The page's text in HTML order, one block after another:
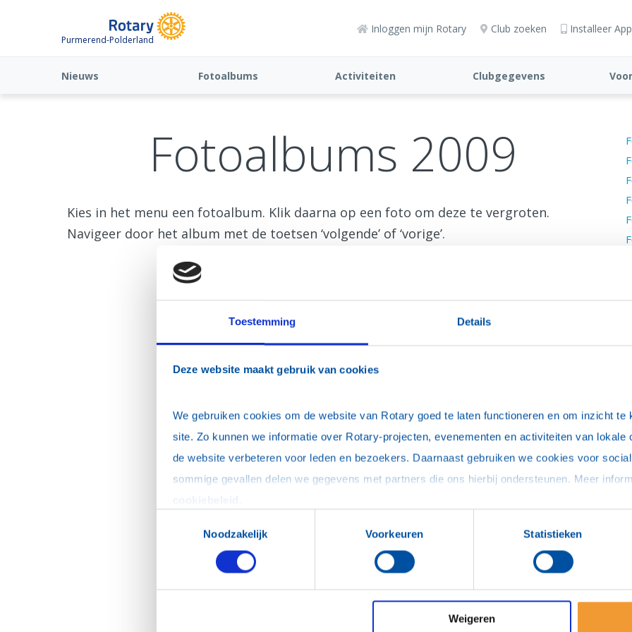
Toestemming Details
Deze website maakt gebruik van cookies
We gebruiken cookies om de website van Rotary goed te laten functioneren en om inzicht te
site. Zo kunnen we informatie over Rotary-projecten, evenementen en activiteiten van lokale
de website verbeteren voor leden en bezoekers. Daarnaast gebruiken we cookies voor
Noodzakelijk
Voorkeuren Statistieken
Weigeren
Purmerend-Polderland
Inloggen mijn Rotary Club zoeken Installeer App
Nieuws Fotoalbums Activiteiten Clubgegevens
Fotoalbums 2009
Kies in het menu een fotoalbum. Klik daarna op een foto om deze te vergroten.
Navigeer door het album met de toetsen ‘volgende’ of ‘vorige’.